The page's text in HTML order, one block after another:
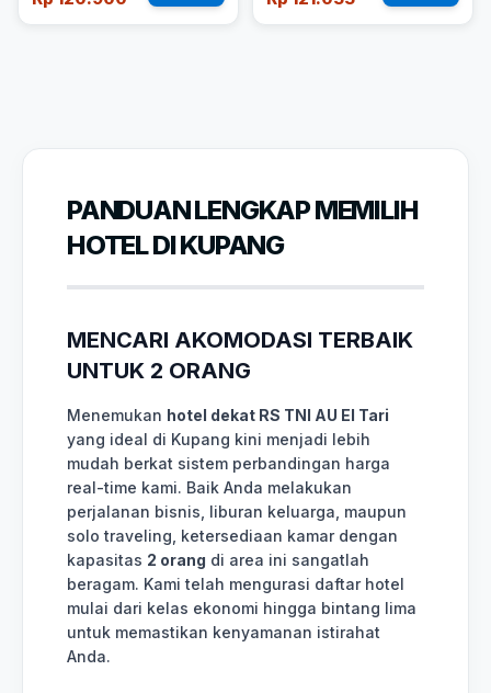
PANDUAN LENGKAP MEMILIH
HOTEL DI KUPANG
MENCARI AKOMODASI TERBAIK
UNTUK 2 ORANG
Menemukan hotel dekat RS TNI AU El Tari
yang ideal di Kupang kini menjadi lebih
mudah berkat sistem perbandingan harga
real-time kami. Baik Anda melakukan
perjalanan bisnis, liburan keluarga, maupun
solo traveling, ketersediaan kamar dengan
kapasitas 2 orang di area ini sangatlah
beragam. Kami telah mengurasi daftar hotel
mulai dari kelas ekonomi hingga bintang lima
untuk memastikan kenyamanan istirahat
Anda.